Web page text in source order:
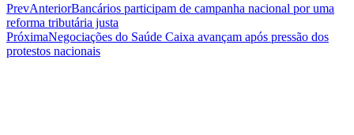
PrevAnteriorBancários participam de campanha nacional por uma
reforma tributária justa
PróximaNegociações do Saúde Caixa avançam após pressão dos
protestos nacionais